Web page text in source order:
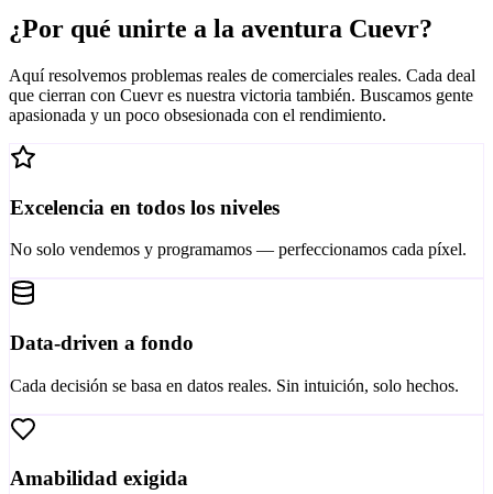
¿Por qué unirte a la aventura Cuevr?
Aquí resolvemos problemas reales de comerciales reales. Cada deal
que cierran con Cuevr es nuestra victoria también. Buscamos gente
apasionada y un poco obsesionada con el rendimiento.
Excelencia en todos los niveles
No solo vendemos y programamos — perfeccionamos cada píxel.
Data-driven a fondo
Cada decisión se basa en datos reales. Sin intuición, solo hechos.
Amabilidad exigida